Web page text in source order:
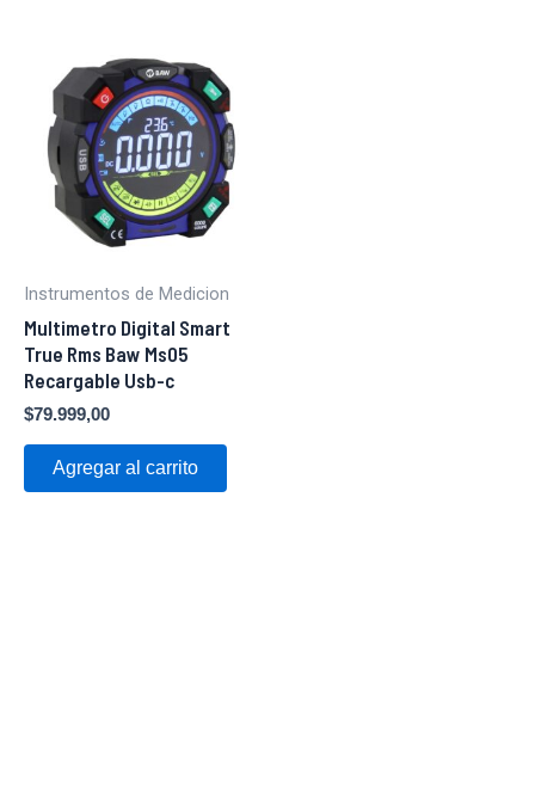
Instrumentos de Medicion
Multimetro Digital Smart
True Rms Baw Ms05
Recargable Usb-c
$79.999,00
Agregar al carrito